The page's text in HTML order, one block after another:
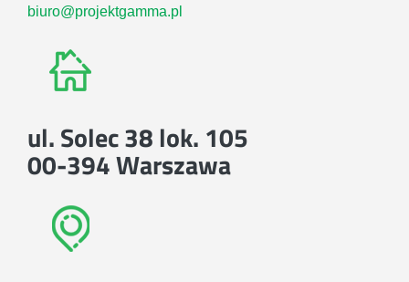
biuro@projektgamma.pl
ul. Solec 38 lok. 105
00-394 Warszawa